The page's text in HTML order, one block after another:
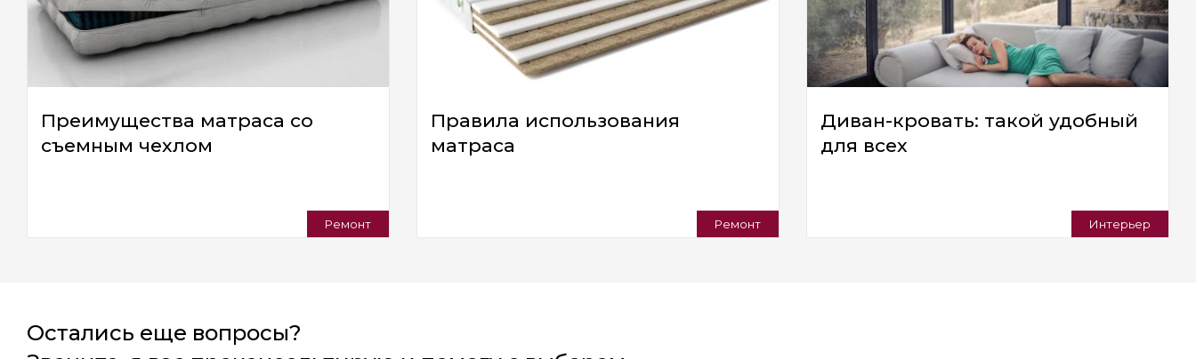
Преимущества матраса со
съемным чехлом
Ремонт
Правила использования
матраса
Ремонт
Диван-кровать: такой удобный
для всех
Интерьер
Остались еще вопросы?